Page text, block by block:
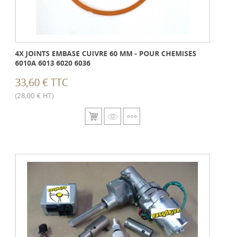
4X JOINTS EMBASE CUIVRE 60 MM - POUR CHEMISES
6010A 6013 6020 6036
33,60 € TTC
(28,00 € HT)